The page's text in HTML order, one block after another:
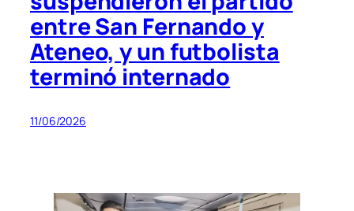
entre San Fernando y
Ateneo, y un futbolista
terminó internado
11/06/2026